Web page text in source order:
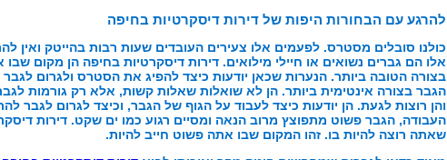
להרגע עם הבחורות היפות של דירות דיסקרטיות בחיפה
כולנו סובלים מסטרס. לפעמים אלו צעירים העובדים שעות רבות בהייטק ואין
אלו הם גברים נשואים או חיילי מילואים. דירות דיסקרטיות בחיפה הן מקום
בצורה הטובה ביותר. הנערות שכאן יודעות כיצד להפיג את הסטרס ולגרום
הגבר בצורה אינטימית ביותר. הן לא שואלות שאלות קשות, אלא רק גורמות
והן רוצות לגעת. הן יודעות כיצד לעבוד על הגוף של הגבר, וכיצד לגרום לגבר
העבודה, הגבר פשוט מתפוצץ מרוב הנאה ומסיים רגוע כמו ים שקט. דירות
שאתה רוצה להיות בו. זהו המקום שבו אתה פשוט חייב להיות.